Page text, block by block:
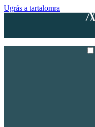
Ugrás a tartalomra